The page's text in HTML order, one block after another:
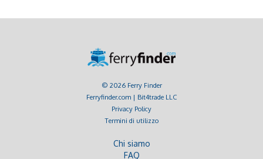
© 2026 Ferry Finder
Ferryfinder.com | Bit4trade LLC
Privacy Policy
Termini di utilizzo
Chi siamo
FAQ